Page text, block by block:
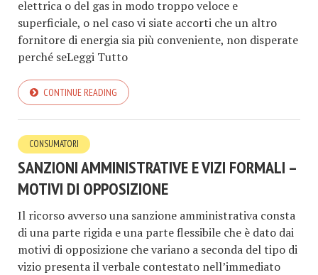
elettrica o del gas in modo troppo veloce e
superficiale, o nel caso vi siate accorti che un altro
fornitore di energia sia più conveniente, non disperate
perché seLeggi Tutto
CONTINUE READING
CONSUMATORI
SANZIONI AMMINISTRATIVE E VIZI FORMALI –
MOTIVI DI OPPOSIZIONE
Il ricorso avverso una sanzione amministrativa consta
di una parte rigida e una parte flessibile che è dato dai
motivi di opposizione che variano a seconda del tipo di
vizio presenta il verbale contestato nell’immediato